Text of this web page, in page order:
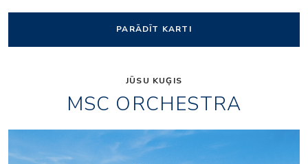
PARĀDĪT KARTI
JŪSU KUĢIS
MSC ORCHESTRA